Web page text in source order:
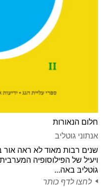
חלום הנאורות
אנתוני גוטליב
שנים רבות מאוד לא ראה אור
ויעיל של הפילוסופיה
גוֹטליבּ באה...
לחצו לדף כותר